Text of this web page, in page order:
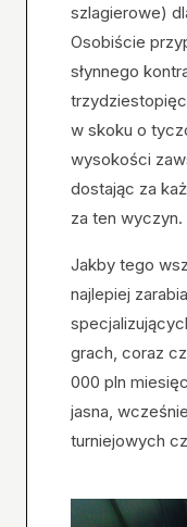
szlagierowe)
Osobiście
słynnego
w skoku o
wysokości
dostając za
za ten wyczyn.
Jakby tego
najlepiej
grach, coraz
000 pln
jasna,
turniejowych